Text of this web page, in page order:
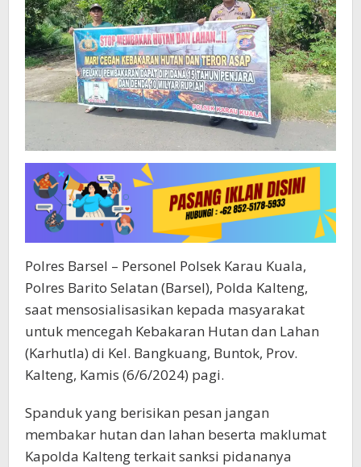
Polres Barsel – Personel Polsek Karau Kuala,
Polres Barito Selatan (Barsel), Polda Kalteng,
saat mensosialisasikan kepada masyarakat
untuk mencegah Kebakaran Hutan dan Lahan
(Karhutla) di Kel. Bangkuang, Buntok, Prov.
Kalteng, Kamis (6/6/2024) pagi.
Spanduk yang berisikan pesan jangan
membakar hutan dan lahan beserta maklumat
Kapolda Kalteng terkait sanksi pidananya